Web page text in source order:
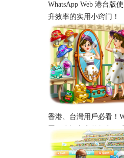
WhatsApp Web 港台版
升效率的实用小窍门！
香港、台灣用戶必看！
置同步設定完整教學｜
使用指南